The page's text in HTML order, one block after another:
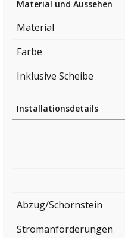
Material und Aussehen
Material
Farbe
Inklusive Scheibe
Installationsdetails
Abzug/Schornstein
Stromanforderungen